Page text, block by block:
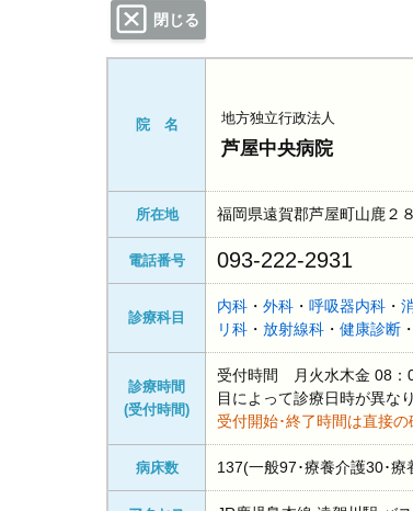
閉じる
院 名 地方独立行政法人
芦屋中央病院
所在地 福岡県遠賀郡芦屋町山鹿２
電話番号 093-222-2931
診療科目
内科 ・ 外科 ・ 呼吸器内科 ・
リ科 ・ 放射線科 ・ 健康診断 ・
診療時間
(受付時間)
受付時間 月火水木金 08
目によって診療日時が異な
受付開始･終了時間は直接
病床数 137(一般97･療養介護30･療